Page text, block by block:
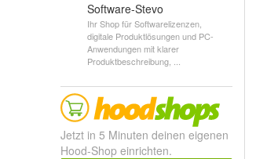
Software-Stevo
Ihr Shop für Softwarelizenzen,
digitale Produktlösungen und PC-
Anwendungen mit klarer
Produktbeschreibung, ...
Jetzt in 5 Minuten deinen eigenen
Hood-Shop einrichten.